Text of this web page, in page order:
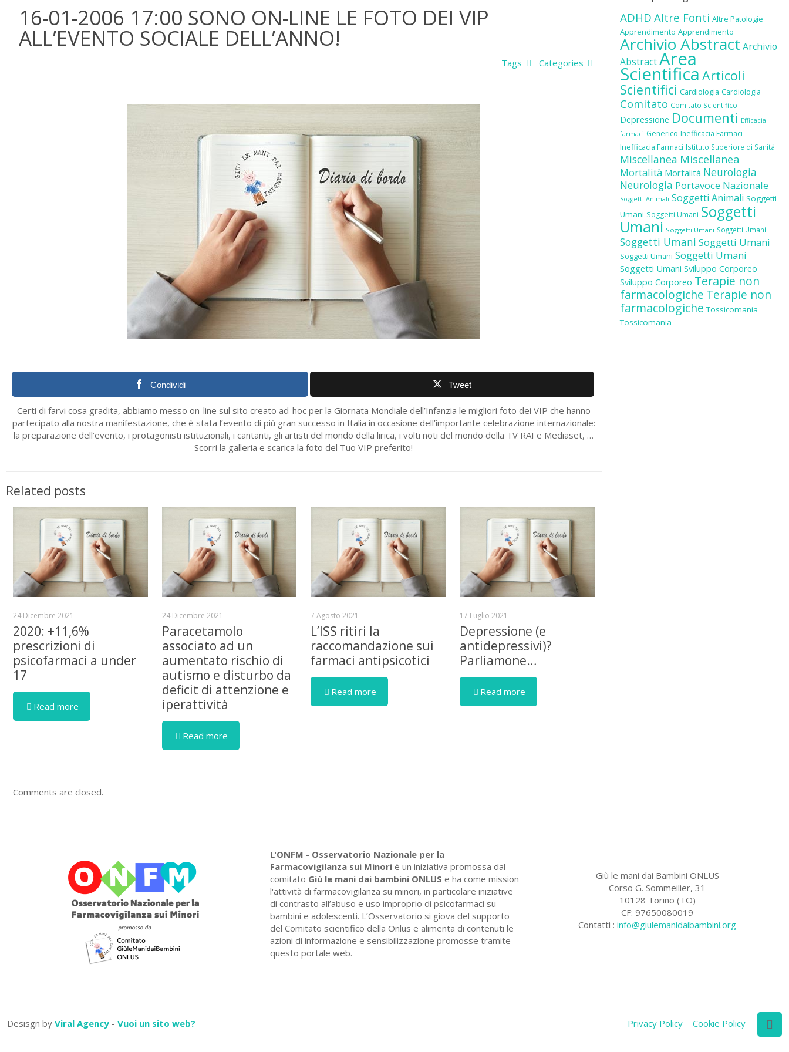
16-01-2006 17:00 SONO ON-LINE LE FOTO DEI VIP
ALL’EVENTO SOCIALE DELL’ANNO!
Categories
Tags
Condividi Tweet
Certi di farvi cosa gradita, abbiamo messo on-line sul sito creato ad-hoc per la Giornata Mondiale dell’Infanzia le migliori foto dei VIP che hanno
partecipato alla nostra manifestazione, che è stata l’evento di più gran successo in Italia in occasione dell’importante celebrazione internazionale:
la preparazione dell’evento, i protagonisti istituzionali, i cantanti, gli artisti del mondo della lirica, i volti noti del mondo della TV RAI e Mediaset, …
Scorri la galleria e scarica la foto del Tuo VIP preferito!
Related posts
24 Dicembre 2021
2020: +11,6%
prescrizioni di
psicofarmaci a under
17
Read more
24 Dicembre 2021
Paracetamolo
associato ad un
aumentato rischio di
autismo e disturbo da
deficit di attenzione e
iperattività
Read more
7 Agosto 2021
L’ISS ritiri la
raccomandazione sui
farmaci antipsicotici
Read more
17 Luglio 2021
Depressione (e
antidepressivi)?
Parliamone…
Read more
Comments are closed.
ADHD Altre Fonti Altre Patologie
Apprendimento Apprendimento
Archivio Abstract Archivio
AbstractArea
Scientifica Articoli
Scientifici Cardiologia Cardiologia
Comitato Comitato Scientifico
Depressione Documenti Efficacia
farmaci Generico Inefficacia Farmaci
Inefficacia Farmaci Istituto Superiore di Sanità
Miscellanea Miscellanea
Mortalità Mortalità Neurologia
Neurologia Portavoce Nazionale
Soggetti Animali Soggetti Animali Soggetti
Umani Soggetti Umani Soggetti
Umani Soggetti Umani Soggetti Umani
Soggetti Umani Soggetti Umani
Soggetti Umani Soggetti Umani
Soggetti Umani Sviluppo Corporeo
Sviluppo Corporeo Terapie non
farmacologiche Terapie non
farmacologiche Tossicomania
Tossicomania
L'ONFM - Osservatorio Nazionale per la
Farmacovigilanza sui Minori è un iniziativa promossa dal
comitato Giù le mani dai bambini ONLUS e ha come mission
l'attività di farmacovigilanza su minori, in particolare iniziative
di contrasto all’abuso e uso improprio di psicofarmaci su
bambini e adolescenti. L’Osservatorio si giova del supporto
del Comitato scientifico della Onlus e alimenta di contenuti le
azioni di informazione e sensibilizzazione promosse tramite
questo portale web.
Giù le mani dai Bambini ONLUS
Corso G. Sommeilier, 31
10128 Torino (TO)
CF: 97650080019
Contatti :info@giulemanidaibambini.org
Desisgn by Viral Agency - Vuoi un sito web? Privacy Policy Cookie Policy